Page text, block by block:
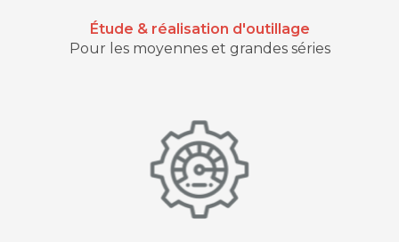
Étude & réalisation d'outillage
Pour les moyennes et grandes séries